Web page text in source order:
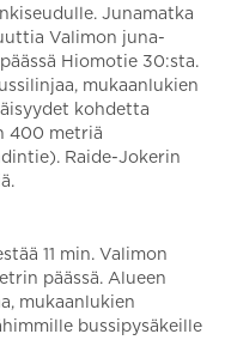
Junamatka
Valimon juna-
Hiomotie 30:sta.
mukaanlukien
kohdetta
400 metriä
Raide-Jokerin
11 min. Valimon
päässä. Alueen
mukaanlukien
bussipysäkeille